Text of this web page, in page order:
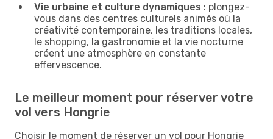
Vie urbaine et culture dynamiques : plongez-
vous dans des centres culturels animés où la
créativité contemporaine, les traditions locales,
le shopping, la gastronomie et la vie nocturne
créent une atmosphère en constante
effervescence.
Le meilleur moment pour réserver votre
vol vers Hongrie
Choisir le moment de réserver un vol pour Hongrie